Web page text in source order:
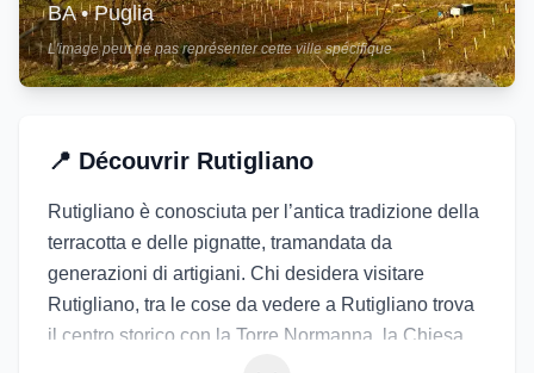
🇮🇹
BA•Puglia
L'image peut ne pas représenter cette ville spécifique
📍 Découvrir Rutigliano
Rutigliano è conosciuta per l’antica tradizione della
terracotta e delle pignatte, tramandata da
generazioni di artigiani. Chi desidera visitare
Rutigliano, tra le cose da vedere a Rutigliano trova
il centro storico con la Torre Normanna, la Chiesa